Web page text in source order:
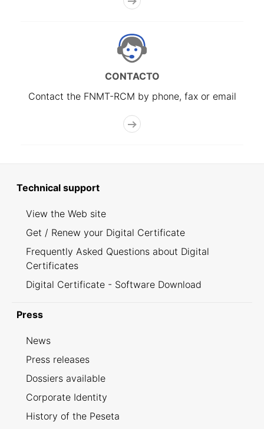
CONTACTO
Contact the FNMT-RCM by phone, fax or email
Technical support
View the Web site
Get / Renew your Digital Certificate
Frequently Asked Questions about Digital
Certificates
Digital Certificate - Software Download
Press
News
Press releases
Dossiers available
Corporate Identity
History of the Peseta